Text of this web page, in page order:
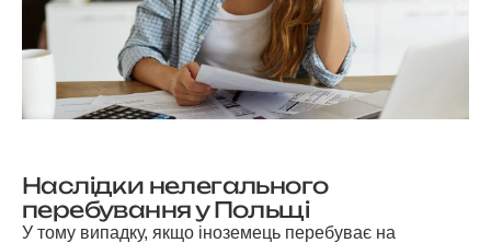
Наслідки нелегального
перебування у Польщі
У тому випадку, якщо іноземець перебуває на